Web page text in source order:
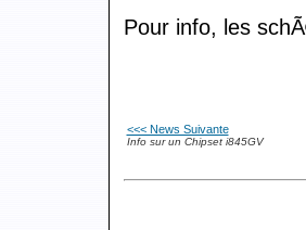
Pour info, les
<<< News Suivante
Info sur un Chipset i845GV